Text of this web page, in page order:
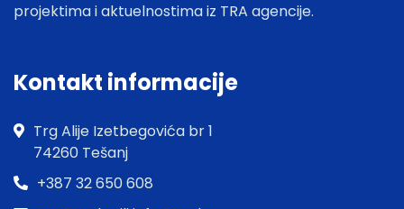
projektima i aktuelnostima iz TRA agencije.
Kontakt informacije
Trg Alije Izetbegovića br 1
74260 Tešanj
+387 32 650 608